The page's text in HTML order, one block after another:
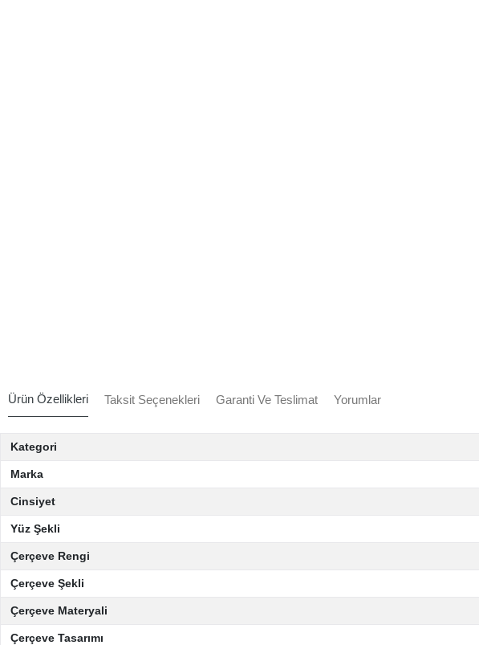
Ürün Özellikleri Taksit Seçenekleri Garanti Ve Teslimat Yorumlar
Kategori
Marka
Cinsiyet
Yüz Şekli
Çerçeve Rengi
Çerçeve Şekli
Çerçeve Materyali
Çerçeve Tasarımı